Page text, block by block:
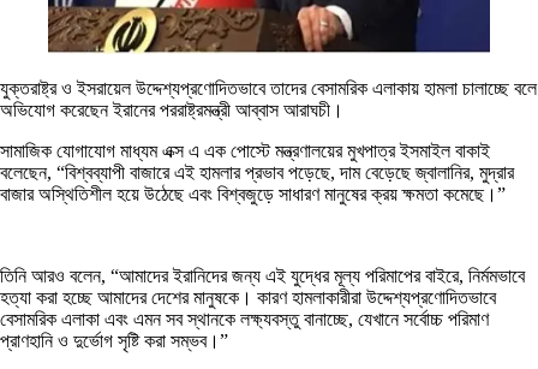
যুক্তরাষ্ট্র ও ইসরায়েল উদ্দেশ্যপ্রণোদিতভাবে তাদের বেসামরিক এলাকায় হামলা চালাচ্ছে বলে
অভিযোগ করেছেন ইরানের পররাষ্ট্রমন্ত্রী আব্বাস আরাঘচী।
সামাজিক যোগাযোগ মাধ্যম এক্স এ এক পোস্টে মন্ত্রণালয়ের মুখপাত্র ইসমাইল বাকাই
বলেছেন, “বিশ্বব্যাপী বাজারে এই হামলার প্রভাব পড়েছে, দাম বেড়েছে জ্বালানির, মুদ্রার
বাজার অস্থিতিশীল হয়ে উঠেছে এবং বিশ্বজুড়ে সাধারণ মানুষের ক্রয় ক্ষমতা কমেছে।”
তিনি আরও বলেন, “আমাদের ইরানিদের জন্য এই যুদ্ধের মূল্য পরিমাপের বাইরে, নির্মমভাবে
হত্যা করা হচ্ছে আমাদের দেশের মানুষকে। কারণ হামলাকারীরা উদ্দেশ্যপ্রণোদিতভাবে
বেসামরিক এলাকা এবং এমন সব স্থানকে লক্ষ্যবস্তু বানাচ্ছে, যেখানে সর্বোচ্চ পরিমাণ
প্রাণহানি ও দুর্ভোগ সৃষ্টি করা সম্ভব।”